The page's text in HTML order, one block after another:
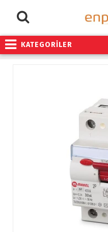
KATEGORİLER